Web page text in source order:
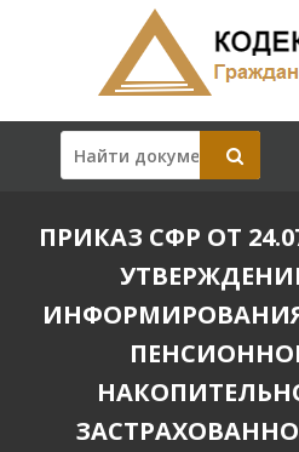
ПРИКАЗ СФР ОТ